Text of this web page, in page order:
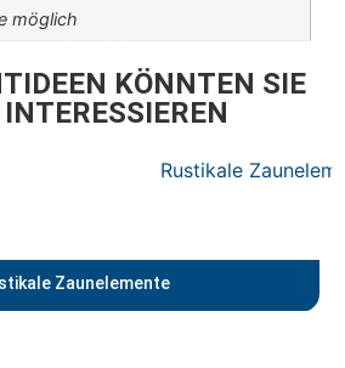
möglich
KÖNNTEN SIE
Zaunelemente